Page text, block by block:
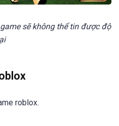
sẽ không thể tin được độ
roblox.